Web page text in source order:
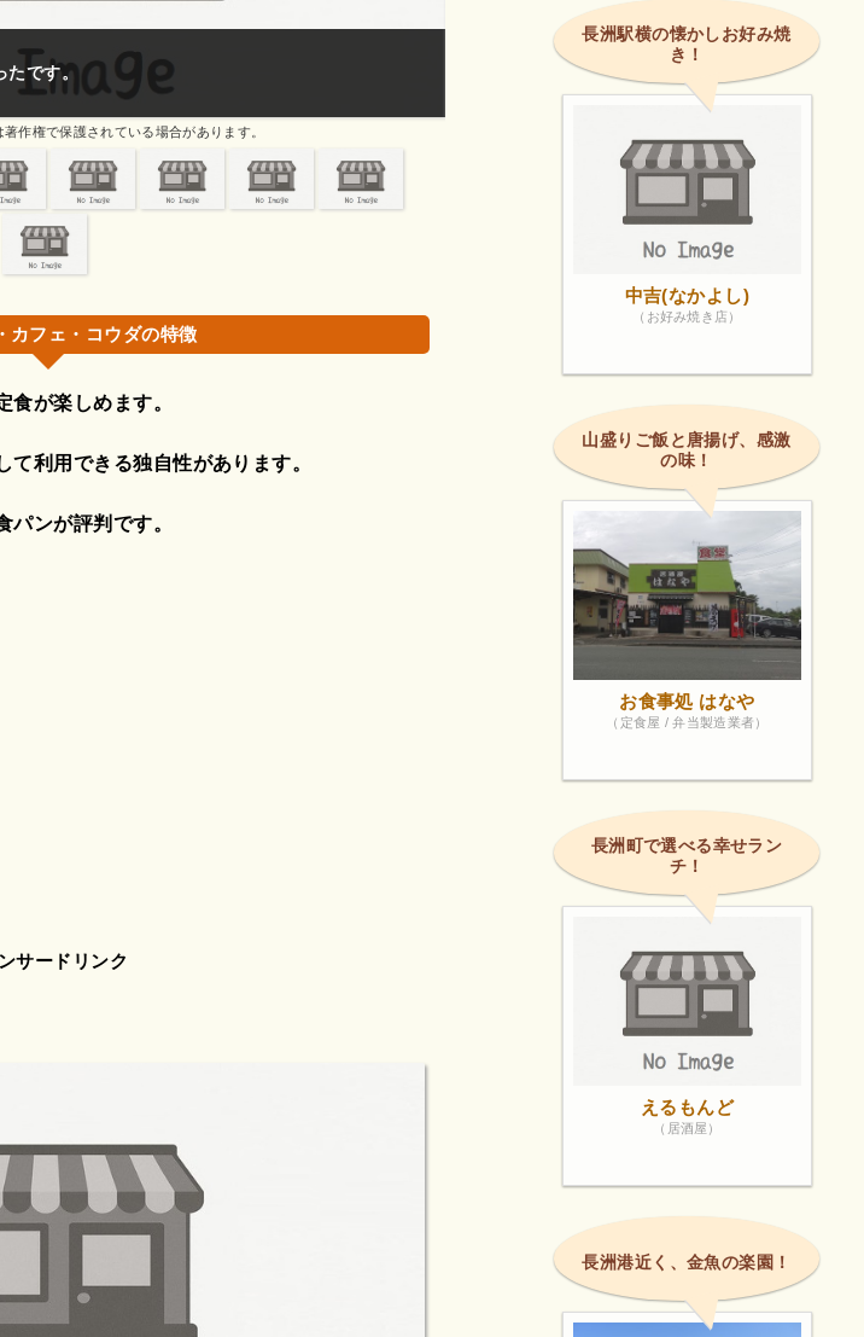
です。
著作権で保護されている場合があります。
ガッツリ日替わり定食があったので長洲だし刺身
カフェ・コウダの特徴
食が楽しめます。
利用できる独自性があります。
パンが評判です。
サードリンク
長洲駅横の懐かしお好み焼
き！
中吉(なかよし)
（お好み焼き店）
山盛りご飯と唐揚げ、感激
の味！
お食事処 はなや
（定食屋 / 弁当製造業者）
長洲町で選べる幸せラン
チ！
えるもんど
（居酒屋）
長洲港近く、金魚の楽園！